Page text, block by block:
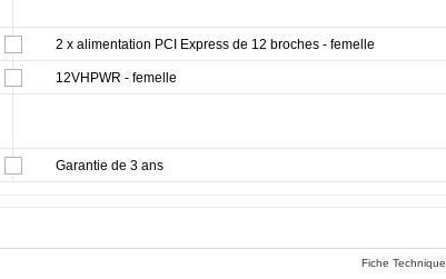
2 x alimentation PCI Express de 12 broches - femelle
12VHPWR - femelle
Garantie de 3 ans
Fiche Technique